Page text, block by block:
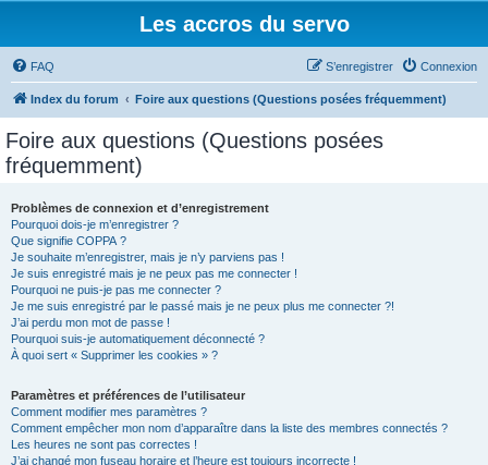
Les accros du servo
FAQ Connexion
S’enregistrer
Index du forum Foire aux questions (Questions posées fréquemment)
Foire aux questions (Questions posées
fréquemment)
Problèmes de connexion et d’enregistrement
Pourquoi dois-je m’enregistrer ?
Que signifie COPPA ?
Je souhaite m’enregistrer, mais je n’y parviens pas !
Je suis enregistré mais je ne peux pas me connecter !
Pourquoi ne puis-je pas me connecter ?
Je me suis enregistré par le passé mais je ne peux plus me connecter ?!
J’ai perdu mon mot de passe !
Pourquoi suis-je automatiquement déconnecté ?
À quoi sert « Supprimer les cookies » ?
Paramètres et préférences de l’utilisateur
Comment modifier mes paramètres ?
Comment empêcher mon nom d’apparaître dans la liste des membres connectés ?
Les heures ne sont pas correctes !
J’ai changé mon fuseau horaire et l’heure est toujours incorrecte !